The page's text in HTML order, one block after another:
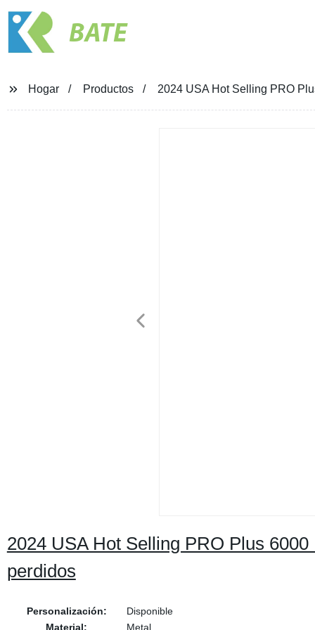
BATE
Hogar Productos 2024 USA Hot Selling PRO
2024 USA Hot Selling PRO Plus
perdidos
Personalización:
Disponible
Material:
Metal